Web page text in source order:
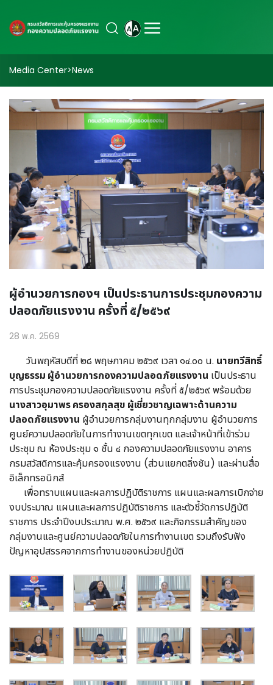
Media Center>News
ผู้อำนวยการกองฯ เป็นประธานการประชุมกองความ
ปลอดภัยแรงงาน ครั้งที่ ๕/๒๕๖๙
28 พ.ค. 2569
วันพฤหัสบดีที่ ๒๘ พฤษภาคม ๒๕๖๙ เวลา ๑๔.๐๐ น. นายทวีสิทธิ์
บุญธรรม ผู้อำนวยการกองความปลอดภัยแรงงาน เป็นประธาน
การประชุมกองความปลอดภัยแรงงาน ครั้งที่ ๕/๒๕๖๙ พร้อมด้วย
นางสาวอุมาพร ครองสกุลสุข ผู้เชี่ยวชาญเฉพาะด้านความ
ปลอดภัยแรงงาน ผู้อำนวยการกลุ่มงานทุกกลุ่มงาน ผู้อำนวยการ
ศูนย์ความปลอดภัยในการทำงานเขตทุกเขต และเจ้าหน้าที่เข้าร่วม
ประชุม ณ ห้องประชุม ๑ ชั้น ๔ กองความปลอดภัยแรงงาน อาคาร
กรมสวัสดิการและคุ้มครองแรงงาน (ส่วนแยกตลิ่งชัน) และผ่านสื่อ
อิเล็กทรอนิกส์
เพื่อทราบแผนและผลการปฏิบัติราชการ แผนและผลการเบิกจ่าย
งบประมาณ แผนและผลการปฏิบัติราชการ และตัวชี้วัดการปฏิบัติ
ราชการ ประจำปีงบประมาณ พ.ศ. ๒๕๖๙ และกิจกรรมสำคัญของ
กลุ่มงานและศูนย์ความปลอดภัยในการทำงานเขต รวมถึงรับฟัง
ปัญหาอุปสรรคจากการทำงานของหน่วยปฏิบัติ